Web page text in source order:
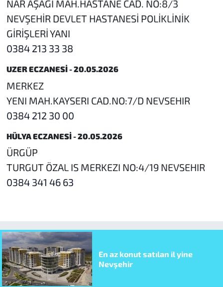
NAR AŞAĞI MAH.HASTANE CAD. NO:8/3
NEVŞEHİR DEVLET HASTANESİ POLİKLİNİK
GİRİŞLERİ YANI
0384 213 33 38
UZER ECZANESİ - 20.05.2026
MERKEZ
YENI MAH.KAYSERI CAD.NO:7/D NEVSEHIR
0384 212 30 00
HÜLYA ECZANESİ - 20.05.2026
ÜRGÜP
TURGUT ÖZAL IS MERKEZI NO:4/19 NEVSEHIR
0384 341 46 63
En az konut satılan il yine
Nevşehir